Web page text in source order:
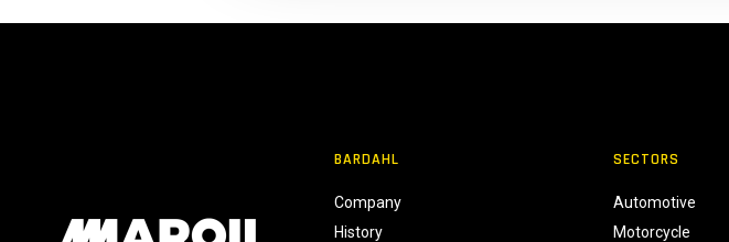
o
BARDAHL
Company
History
SECTORS
Automotive
Motorcycle